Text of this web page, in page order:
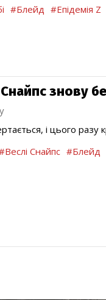
#Блейд #Епідемія Z
знову
і цього разу
Снайпс #Блейд